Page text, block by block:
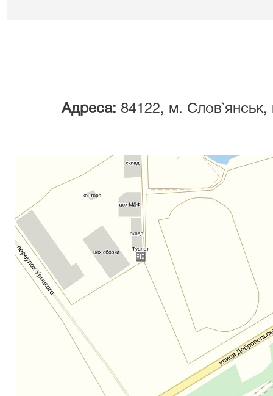
Адреса: 84122, м. Слов`янськ,